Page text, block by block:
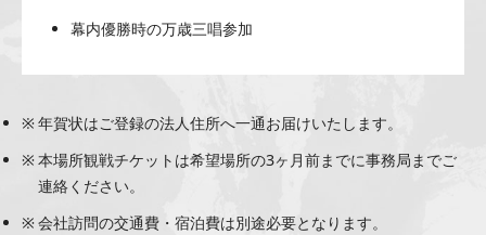
幕内優勝時の万歳三唱参加
年賀状はご登録の法人住所へ一通お届けいたします。
本場所観戦チケットは希望場所の3ヶ月前までに事務局までご
連絡ください。
会社訪問の交通費・宿泊費は別途必要となります。